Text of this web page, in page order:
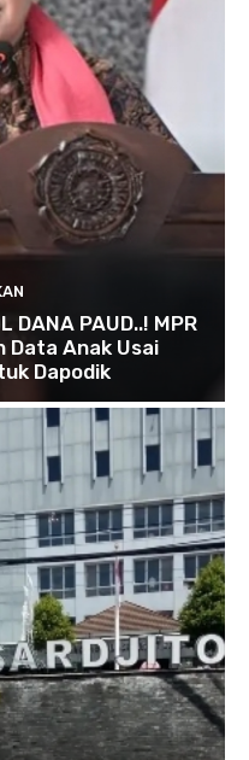
DANA PAUD..! MPR
Data Anak Usai
Dapodik